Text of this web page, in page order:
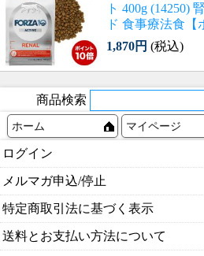
ト 400g (14250)
ド 食事療法食【
1,870円 (税込)
商品検索
ホーム マイページ
ログイン
メルマガ申込/停止
特定商取引法に基づく表示
送料とお支払い方法について